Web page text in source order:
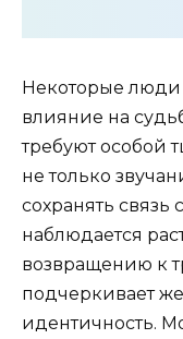
Некоторые люди
влияние на
требуют особой
не только
сохранять
наблюдается
возвращению к
подчеркивает
идентичность.